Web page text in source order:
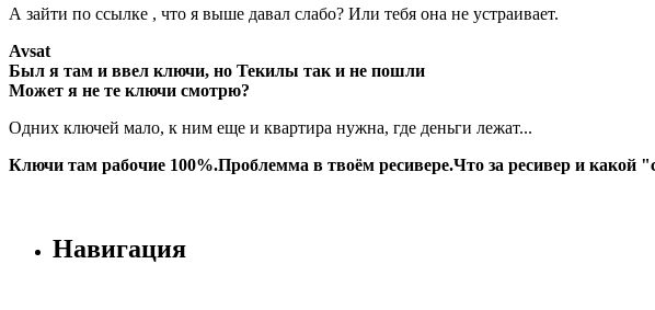
А зайти по ссылке , что я выше давал слабо? Или тебя она не устраивает.
Avsat
Был я там и ввел ключи, но Текилы так и не пошли
Может я не те ключи смотрю?
Одних ключей мало, к ним еще и квартира нужна, где деньги лежат...
Ключи там рабочие 100%.Проблемма в твоём ресивере.Что за ресивер и какой
Навигация